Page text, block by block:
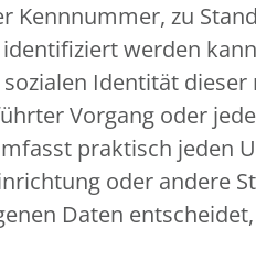
Kennnummer, zu
werden
Identität
Vorgang oder
praktisch jeden
oder andere
Daten